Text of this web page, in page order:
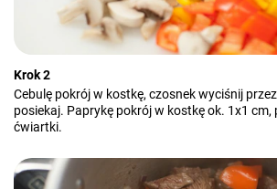
Krok 2
Cebulę pokrój w kostkę, czosnek wyciśnij
posiekaj. Paprykę pokrój w kostkę ok. 1x1 cm,
ćwiartki.